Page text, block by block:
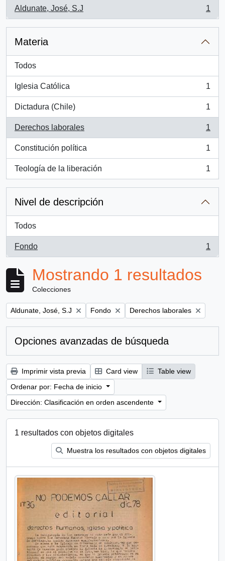
Aldunate, José, S.J
, 1 resultados
1
Materia
Todos
Iglesia Católica
, 1 resultados
1
Dictadura (Chile)
, 1 resultados
1
Derechos laborales
, 1 resultados
1
Constitución política
, 1 resultados
1
Teología de la liberación
, 1 resultados
1
Nivel de descripción
Todos
Fondo
, 1 resultados
1
Mostrando 1 resultados
Colecciones
Remove filter:
Aldunate, José, S.J Remove filter:
Fondo Remove filter:
Derechos laborales
Opciones avanzadas de búsqueda
Imprimir vista previa Card view
Table view
Ordenar por: Fecha de inicio
Dirección: Clasificación en orden ascendente
1 resultados con objetos digitales
Muestra los resultados con objetos digitales